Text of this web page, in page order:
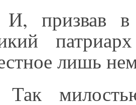
призвав
лишь